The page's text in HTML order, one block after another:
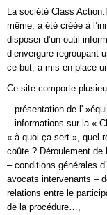
La société Class
même, a été créée à
disposer d’un outil
d’envergure regroupant
ce but, a mis en place
Ce site comporte
– présentation de l'
– informations sur la «
« à quoi ça sert », quel
coûte ? Déroulement
– conditions générales
avocats intervenants –
relations entre le
de la procédure…,